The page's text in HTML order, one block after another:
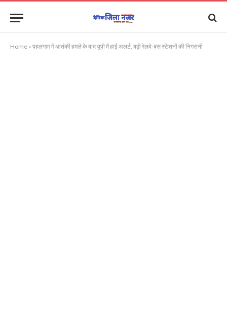
Home » पहलगाम में आतंकी हमले के बाद यूपी में हाई अलर्ट, बढ़ी रेलवे-बस स्टेशनों की निगरानी